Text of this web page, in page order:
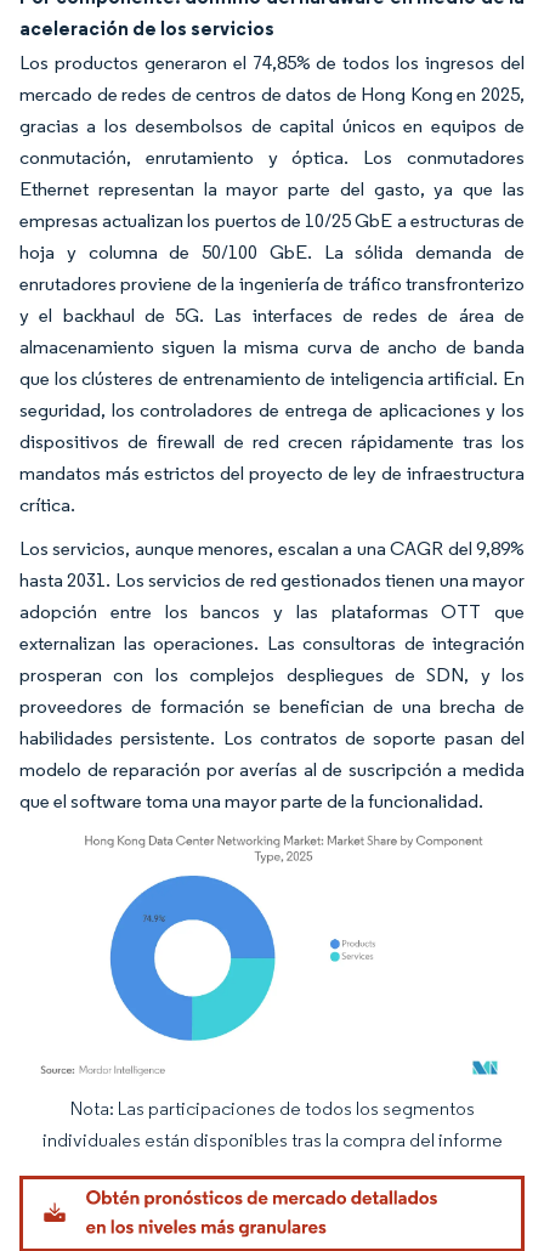
aceleración de los servicios
Los productos generaron el 74,85% de todos los ingresos del
mercado de redes de centros de datos de Hong Kong en 2025,
gracias a los desembolsos de capital únicos en equipos de
conmutación, enrutamiento y óptica. Los conmutadores
Ethernet representan la mayor parte del gasto, ya que las
empresas actualizan los puertos de 10/25 GbE a estructuras de
hoja y columna de 50/100 GbE. La sólida demanda de
enrutadores proviene de la ingeniería de tráfico transfronterizo
y el backhaul de 5G. Las interfaces de redes de área de
almacenamiento siguen la misma curva de ancho de banda
que los clústeres de entrenamiento de inteligencia artificial. En
seguridad, los controladores de entrega de aplicaciones y los
dispositivos de firewall de red crecen rápidamente tras los
mandatos más estrictos del proyecto de ley de infraestructura
crítica.
Los servicios, aunque menores, escalan a una CAGR del 9,89%
hasta 2031. Los servicios de red gestionados tienen una mayor
adopción entre los bancos y las plataformas OTT que
externalizan las operaciones. Las consultoras de integración
prosperan con los complejos despliegues de SDN, y los
proveedores de formación se benefician de una brecha de
habilidades persistente. Los contratos de soporte pasan del
modelo de reparación por averías al de suscripción a medida
que el software toma una mayor parte de la funcionalidad.
Imagen © Mordor Intelligence. El uso requiere atribución según CC BY 4.0.
Nota: Las participaciones de todos los segmentos
individuales están disponibles tras la compra del informe